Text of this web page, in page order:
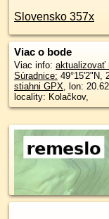
Slovensko 357x
Viac o bode
Viac info: aktualizovať
Súradnice: 49°15'2"N,
stiahni GPX, lon:
locality: Kolačkov,